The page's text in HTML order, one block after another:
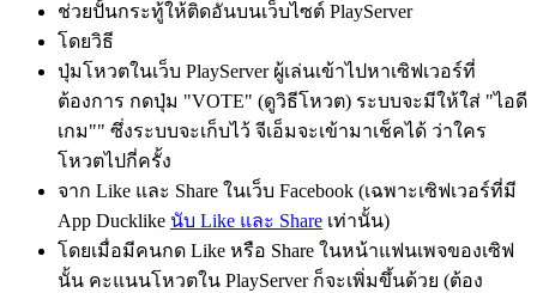
ช่วยปั้นกระทู้ให้ติดอันบนเว็บไซต์ PlayServer
โดยวิธี
ปุ่มโหวตในเว็บ PlayServer ผู้เล่นเข้าไปหาเซิฟเวอร์ที่
ต้องการ กดปุ่ม "VOTE" (ดูวิธีโหวต) ระบบจะมีให้ใส่ "ไอดี
เกม"" ซึ่งระบบจะเก็บไว้ จีเอ็มจะเข้ามาเช็คได้ ว่าใคร
โหวตไปกี่ครั้ง
จาก Like และ Share ในเว็บ Facebook (เฉพาะเซิฟเวอร์ที่มี
App Ducklike นับ Like และ Share เท่านั้น)
โดยเมื่อมีคนกด Like หรือ Share ในหน้าแฟนเพจของเซิฟ
นั้น คะแนนโหวตใน PlayServer ก็จะเพิ่มขึ้นด้วย (ต้อง